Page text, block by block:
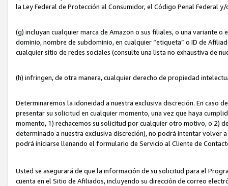
la Ley Federal de Protección al Consumidor, el Código Penal Federal
(g) incluyan cualquier marca de Amazon o sus filiales, o una variante
dominio, nombre de subdominio, en cualquier “etiqueta” o ID de
cualquier sitio de redes sociales (consulte una lista no exhaustiva de
(h) infringen, de otra manera, cualquier derecho de propiedad
Determinaremos la idoneidad a nuestra exclusiva discreción. En caso
presentar su solicitud en cualquier momento, una vez que haya
momento, 1) rechacemos su solicitud por cualquier otro motivo, o 2)
determinado a nuestra exclusiva discreción), no podrá intentar volver
podrá iniciarse llenando el formulario de Servicio al Cliente de
Usted se asegurará de que la información de su solicitud para el
cuenta en el Sitio de Afiliados, incluyendo su dirección de correo